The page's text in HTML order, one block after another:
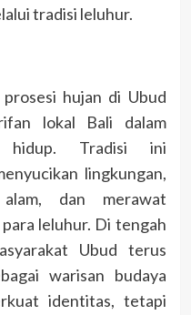
tradisi leluhur.
hujan di Ubud
lokal Bali dalam
hidup. Tradisi ini
lingkungan,
alam, dan merawat
leluhur. Di tengah
Ubud terus
warisan budaya
identitas, tetapi